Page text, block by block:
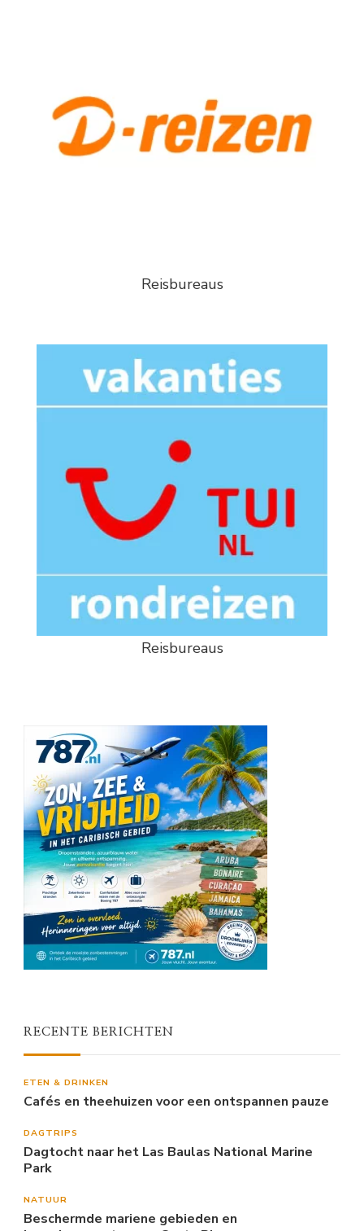
Reisbureaus
Reisbureaus
RECENTE BERICHTEN
ETEN & DRINKEN
Cafés en theehuizen voor een ontspannen pauze
DAGTRIPS
Dagtocht naar het Las Baulas National Marine
Park
NATUUR
Beschermde mariene gebieden en